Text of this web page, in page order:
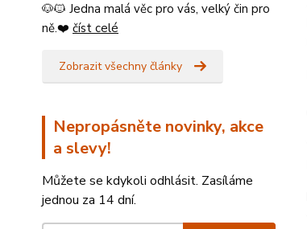
🐶🐱 Jedna malá věc pro vás, velký čin pro
ně.❤️ číst celé
Zobrazit všechny články
Nepropásněte novinky, akce
a slevy!
Můžete se kdykoli odhlásit. Zasíláme
jednou za 14 dní.